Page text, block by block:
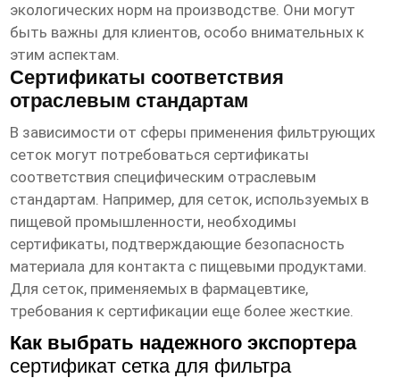
экологических норм на производстве. Они могут
быть важны для клиентов, особо внимательных к
этим аспектам.
Сертификаты соответствия
отраслевым стандартам
В зависимости от сферы применения фильтрующих
сеток могут потребоваться сертификаты
соответствия специфическим отраслевым
стандартам. Например, для сеток, используемых в
пищевой промышленности, необходимы
сертификаты, подтверждающие безопасность
материала для контакта с пищевыми продуктами.
Для сеток, применяемых в фармацевтике,
требования к сертификации еще более жесткие.
Как выбрать надежного экспортера
сертификат сетка для фильтра